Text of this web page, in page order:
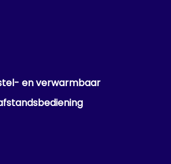
en verwarmbaar